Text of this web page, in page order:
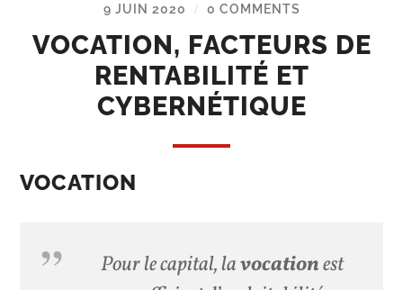
9 JUIN 2020 / 0 COMMENTS
VOCATION, FACTEURS DE
RENTABILITÉ ET
CYBERNÉTIQUE
VOCATION
Pour le capital, lavocationest